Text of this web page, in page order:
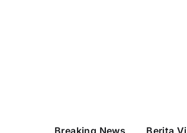
Breaking News Berita